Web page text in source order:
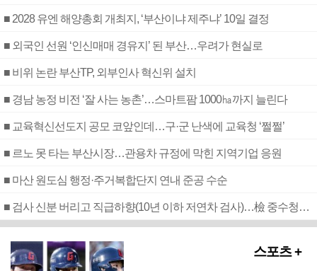
■ 2028 유엔 해양총회 개최지, ‘부산이냐 제주냐’ 10일 결정
■ 외국인 선원 ‘인신매매 경유지’ 된 부산…우려가 현실로
■ 비위 논란 부산TP, 외부인사 혁신위 설치
■ 경남 농정 비전 ‘잘 사는 농촌’…스마트팜 1000㏊까지 늘린다
■ 교육혁신선도지 공모 코앞인데…구·군 난색에 교육청 ‘쩔쩔’
■ 르노 못 타는 부산시장…관용차 규정에 막힌 지역기업 응원
■ 마산 원도심 행정·주거복합단지 연내 준공 수순
■ 검사 신분 버리고 직급하향(10년 이하 저연차 검사)…檢 중수청행 기피
스포츠 +